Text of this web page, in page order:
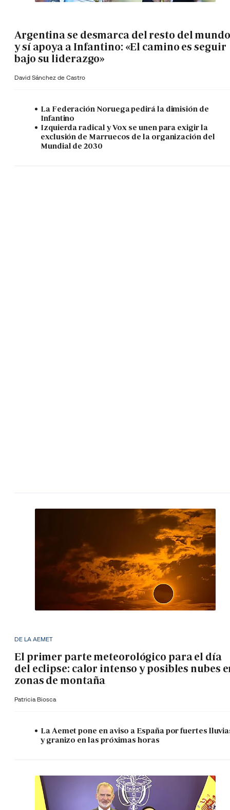
Argentina se desmarca del resto del mundo
y sí apoya a Infantino: «El camino es seguir
bajo su liderazgo»
David Sánchez de Castro
La Federación Noruega pedirá la dimisión de
Infantino
Izquierda radical y Vox se unen para exigir la
exclusión de Marruecos de la organización del
Mundial de 2030
DE LA AEMET
El primer parte meteorológico para el día
del eclipse: calor intenso y posibles nubes
zonas de montaña
Patricia Biosca
La Aemet pone en aviso a España por fuertes
y granizo en las próximas horas